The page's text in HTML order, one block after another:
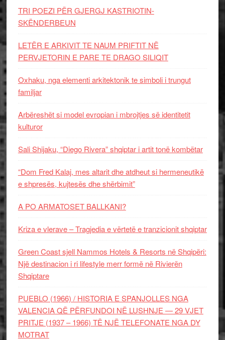
TRI POEZI PËR GJERGJ KASTRIOTIN-
SKËNDERBEUN
LETËR E ARKIVIT TE NAUM PRIFTIT NË
PERVJETORIN E PARE TE DRAGO SILIQIT
Oxhaku, nga elementi arkitektonik te simboli i trungut
familjar
Arbëreshët si model evropian i mbrojtjes së identitetit
kulturor
Sali Shijaku, “Diego Rivera” shqiptar i artit tonë kombëtar
“Dom Fred Kalaj, mes altarit dhe atdheut si hermeneutikë
e shpresës, kujtesës dhe shërbimit”
A PO ARMATOSET BALLKANI?
Kriza e vlerave – Tragjedia e vërtetë e tranzicionit shqiptar
Green Coast sjell Nammos Hotels & Resorts në Shqipëri:
Një destinacion i ri lifestyle merr formë në Rivierën
Shqiptare
PUEBLO (1966) / HISTORIA E SPANJOLLES NGA
VALENCIA QË PËRFUNDOI NË LUSHNJE — 29 VJET
PRITJE (1937 – 1966) TË NJË TELEFONATE NGA DY
MOTRAT